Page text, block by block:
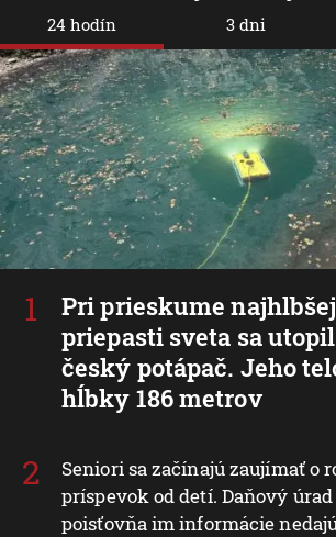
24 hodín
Pri prieskume
priepasti sveta sa
český potápač. Jeho
hĺbky 186 metrov
Seniori sa začínajú zaujímať o
príspevok od detí. Daňový
poisťovňa im informácie
3 dni